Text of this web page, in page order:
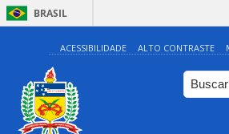
BRASIL
ACESSIBILIDADE ALTO CONTRASTE